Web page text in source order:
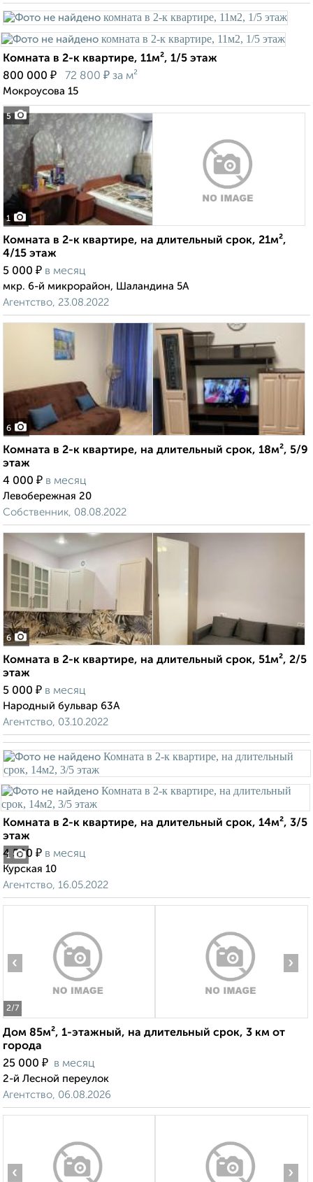
5
Комната в 2-к квартире, 11м², 1/5 этаж
800 000 ₽ 72 800 ₽ за м²
Мокроусова 15
1
Комната в 2-к квартире, на длительный срок, 21м²,
4/15 этаж
5 000 ₽ в месяц
мкр. 6-й микрорайон, Шаландина 5А
Агентство, 23.08.2022
6
Комната в 2-к квартире, на длительный срок, 18м², 5/9
этаж
4 000 ₽ в месяц
Левобережная 20
Собственник, 08.08.2022
6
Комната в 2-к квартире, на длительный срок, 51м², 2/5
этаж
5 000 ₽ в месяц
Народный бульвар 63А
Агентство, 03.10.2022
1
Комната в 2-к квартире, на длительный срок, 14м², 3/5
этаж
4 500 ₽ в месяц
Курская 10
Агентство, 16.05.2022
2/7
‹ ›
Дом 85м², 1-этажный, на длительный срок, 3 км от
города
25 000 ₽ в месяц
2-й Лесной переулок
Агентство, 06.08.2026
‹ ›